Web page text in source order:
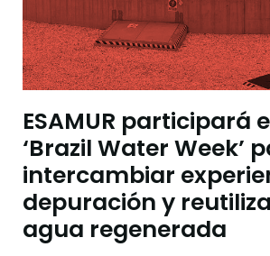
ESAMUR participará
‘Brazil Water Week’
intercambiar
depuración y
agua regenerada